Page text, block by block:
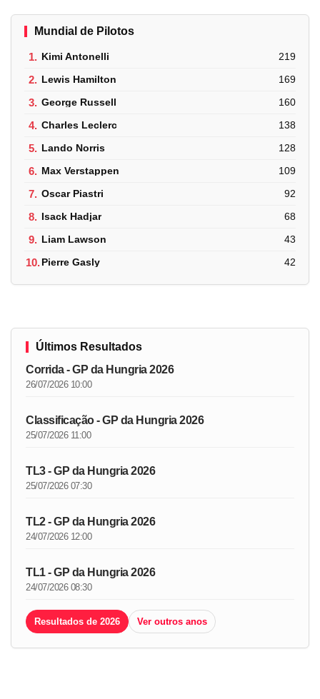
Mundial de Pilotos
1. Kimi Antonelli 219
2. Lewis Hamilton 169
3. George Russell 160
4. Charles Leclerc 138
5. Lando Norris 128
6. Max Verstappen 109
7. Oscar Piastri 92
8. Isack Hadjar 68
9. Liam Lawson 43
10.Pierre Gasly 42
Últimos Resultados
Corrida - GP da Hungria 2026
26/07/2026 10:00
Classificação - GP da Hungria 2026
25/07/2026 11:00
TL3 - GP da Hungria 2026
25/07/2026 07:30
TL2 - GP da Hungria 2026
24/07/2026 12:00
TL1 - GP da Hungria 2026
24/07/2026 08:30
Resultados de 2026 Ver outros anos